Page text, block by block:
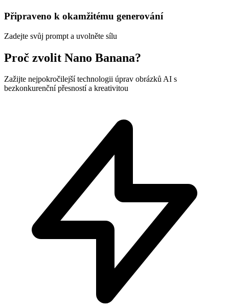
Připraveno k okamžitému generování
Zadejte svůj prompt a uvolněte sílu
Proč zvolit Nano Banana?
Zažijte nejpokročilejší technologii úprav obrázků AI s
bezkonkurenční přesností a kreativitou